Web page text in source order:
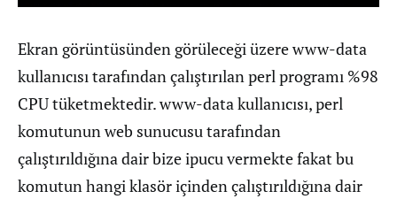
Ekran görüntüsünden görüleceği üzere www-data
kullanıcısı tarafından çalıştırılan perl programı %98
CPU tüketmektedir. www-data kullanıcısı, perl
komutunun web sunucusu tarafından
çalıştırıldığına dair bize ipucu vermekte fakat bu
komutun hangi klasör içinden çalıştırıldığına dair